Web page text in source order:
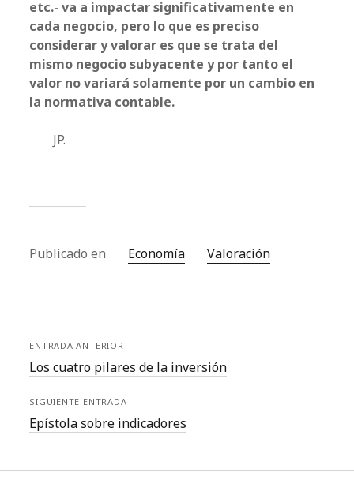
etc.- va a impactar significativamente en
cada negocio, pero lo que es preciso
considerar y valorar es que se trata del
mismo negocio subyacente y por tanto el
valor no variará solamente por un cambio en
la normativa contable.
JP.
Publicado en Economí­a Valoración
ENTRADA ANTERIOR
Los cuatro pilares de la inversión
SIGUIENTE ENTRADA
Epístola sobre indicadores